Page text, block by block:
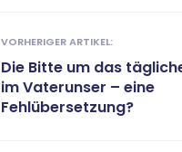
VORHERIGER ARTIKEL:
Die Bitte um das
im Vaterunser – eine
Fehlübersetzung?